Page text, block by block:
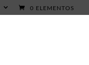
0 ELEMENTOS